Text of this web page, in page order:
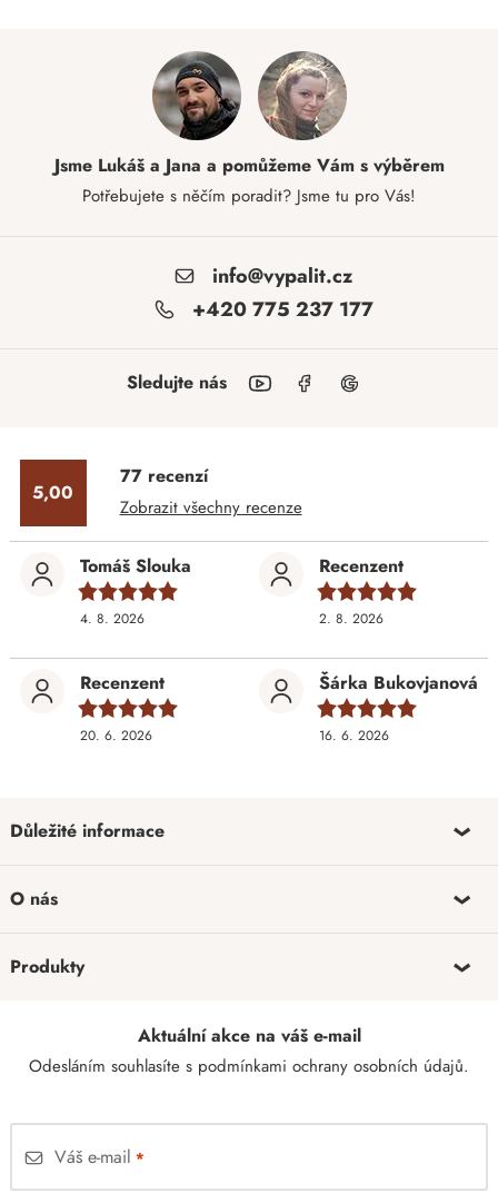
Jsme Lukáš a Jana a pomůžeme Vám s výběrem
Potřebujete s něčím poradit? Jsme tu pro Vás!
info@vypalit.cz
+420 775 237 177
Sledujte nás
5,00
77 recenzí
Zobrazit všechny recenze
Tomáš Slouka
4. 8. 2026
Recenzent
2. 8. 2026
Recenzent
20. 6. 2026
Šárka Bukovjanová
16. 6. 2026
Důležité informace
O nás
Produkty
Aktuální akce na váš e-mail
Odesláním souhlasíte s podmínkami ochrany osobních údajů.
Váš e-mail